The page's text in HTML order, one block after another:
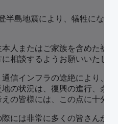
島地震により、犠牲にな
人またはご家族を含めた被
相談するようお願いいたしま
信インフラの途絶により、
の状況は、復興の進行、余
の皆様には、この点に十分
には非常に多くの皆さんか